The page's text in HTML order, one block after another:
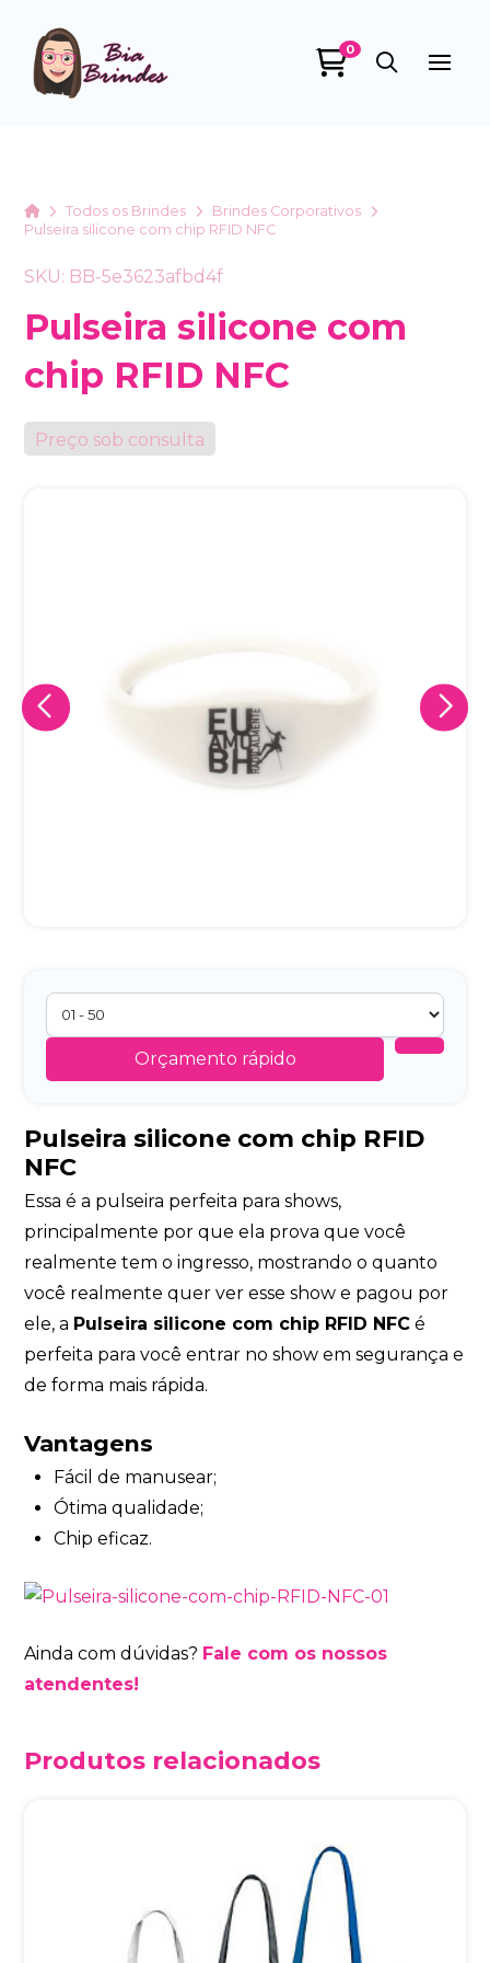
0
HomeTodos os Brindes
Brindes Corporativos
Pulseira silicone com chip RFID NFC
SKU: BB-5e3623afbd4f
Pulseira silicone com
chip RFID NFC
Preço sob consulta
Orçamento rápido
Pulseira silicone com chip RFID
NFC
Essa é a pulseira perfeita para shows,
principalmente por que ela prova que você
realmente tem o ingresso, mostrando o quanto
você realmente quer ver esse show e pagou por
ele, a Pulseira silicone com chip RFID NFC é
perfeita para você entrar no show em segurança e
de forma mais rápida.
Vantagens
Fácil de manusear;
Ótima qualidade;
Chip eficaz.
Ainda com dúvidas? Fale com os nossos
atendentes!
Produtos relacionados
Iniciar conversa